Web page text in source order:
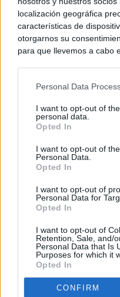
localización geográfica
características de
otorgarnos su
para que llevemos a cabo
negar su consentimiento.
de su consentimiento,
rechazar tal
cualquier momento
visitando nuestra política
Personal Data
I want to opt-out of
personal data.
Opted In
I want to opt-out of
Personal Data.
Opted In
I want to opt-out of
Personal Data for
Opted In
I want to opt-out of
Retention, Sale, and/
Personal Data that Is
Purposes for which it
Opted In
CONFIRM